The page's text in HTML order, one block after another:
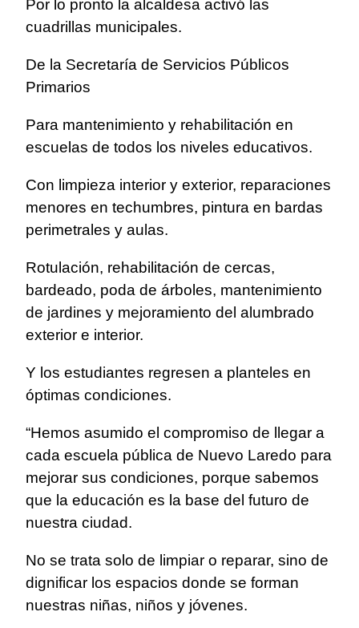
Por lo pronto la alcaldesa activó las
cuadrillas municipales.
De la Secretaría de Servicios Públicos
Primarios
Para mantenimiento y rehabilitación en
escuelas de todos los niveles educativos.
Con limpieza interior y exterior, reparaciones
menores en techumbres, pintura en bardas
perimetrales y aulas.
Rotulación, rehabilitación de cercas,
bardeado, poda de árboles, mantenimiento
de jardines y mejoramiento del alumbrado
exterior e interior.
Y los estudiantes regresen a planteles en
óptimas condiciones.
“Hemos asumido el compromiso de llegar a
cada escuela pública de Nuevo Laredo para
mejorar sus condiciones, porque sabemos
que la educación es la base del futuro de
nuestra ciudad.
No se trata solo de limpiar o reparar, sino de
dignificar los espacios donde se forman
nuestras niñas, niños y jóvenes.